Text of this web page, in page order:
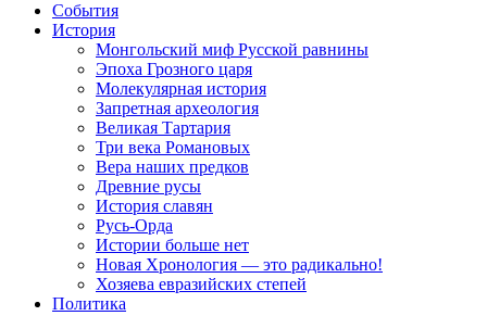
События
История
Монгольский миф Русской равнины
Эпоха Грозного царя
Молекулярная история
Запретная археология
Великая Тартария
Три века Романовых
Вера наших предков
Древние русы
История славян
Русь-Орда
Истории больше нет
Новая Хронология — это радикально!
Хозяева евразийских степей
Политика